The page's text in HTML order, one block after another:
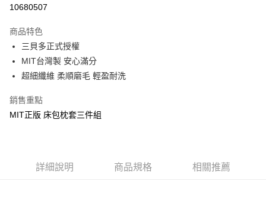
Apple Pay
街口支付
Google Pay
10680507
商品特色
三貝多正式授權
MIT台灣製 安心滿分
超細纖維 柔順磨毛 輕盈耐洗
銷售重點
MIT正版 床包枕套三件組
詳細說明 商品規格 相關推薦